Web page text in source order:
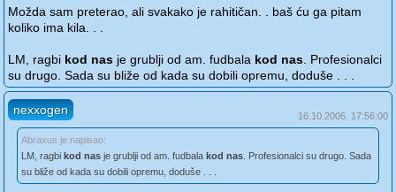
Možda sam preterao, ali svakako je rahitičan. . baš ću ga pitam
koliko ima kila. . .
LM, ragbi kod nas je grublji od am. fudbala kod nas . Profesionalci
su drugo. Sada su bliže od kada su dobili opremu, doduše . . .
nexxogen 16.10.2006. 17:56:00
Abraxus je napisao:
LM, ragbi kod nas je grublji od am. fudbala kod nas . Profesionalci su drugo. Sada
su bliže od kada su dobili opremu, doduše . . .